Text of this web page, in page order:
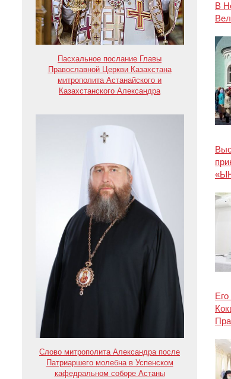
Пасхальное послание Главы
Православной Церкви Казахстана
митрополита Астанайского и
Казахстанского Александра
Слово митрополита Александра после
Патриаршего молебна в Успенском
кафедральном соборе Астаны
В